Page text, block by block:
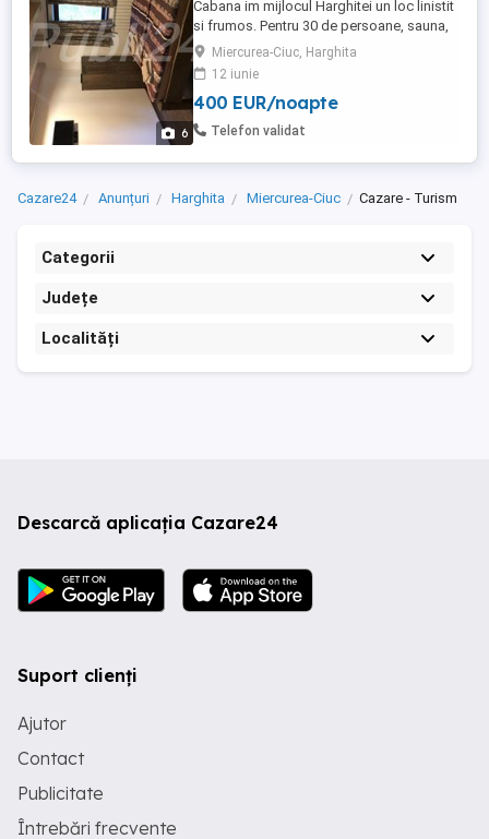
6
Cabana im mijlocul Harghitei un loc linistit
si frumos. Pentru 30 de persoane, sauna,
ciubar, foiisor cu gratar. De la DN 13 doar
400 sute de metri drum forestier care este
foarte bun. Cabana este foarte bine dodat
cu living mare, bucatarie, semineu si o
terasa mare. Mai avem si observatori de
Miercurea-Ciuc, Harghita
12 iunie
400 EUR/noapte
Telefon validat
Cazare24 Anunțuri Harghita Miercurea-Ciuc Cazare - Turism
Categorii
Județe
Localități
Descarcă aplicația Cazare24
Suport clienți
Ajutor
Contact
Publicitate
Întrebări frecvente